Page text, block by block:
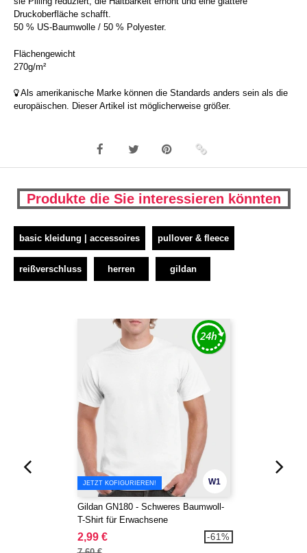
Druckoberfläche schafft.
50 % US-Baumwolle / 50 % Polyester.
Flächengewicht
270g/m²
Als amerikanische Marke können die Standards anders sein als die
europäischen. Dieser Artikel ist möglicherweise größer.
Produkte die Sie interessieren könnten
basic kleidung | accessoires pullover & fleece
reißverschluss herren gildan
W1
JETZT KOFIGURIEREN!
Gildan GN180 - Schweres Baumwoll-
T-Shirt für Erwachsene
2,99 € -61%